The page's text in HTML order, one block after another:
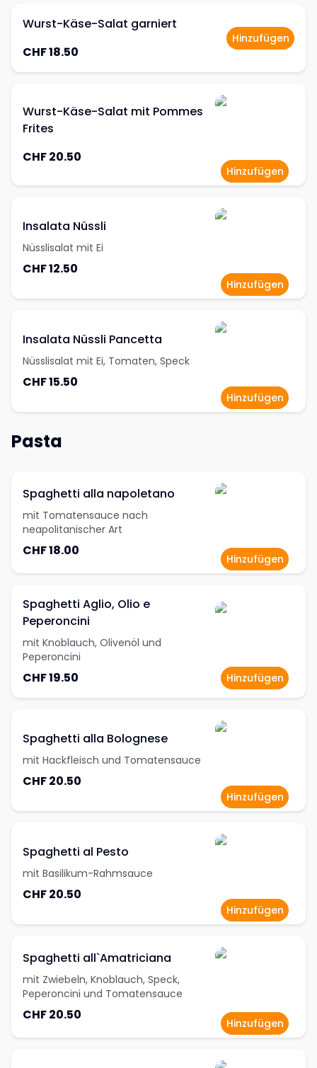
Wurst-Käse-Salat garniert
CHF 18.50
Hinzufügen
Wurst-Käse-Salat mit Pommes
Frites
CHF 20.50
Hinzufügen
Insalata Nüssli
Nüsslisalat mit Ei
CHF 12.50
Hinzufügen
Insalata Nüssli Pancetta
Nüsslisalat mit Ei, Tomaten, Speck
CHF 15.50
Hinzufügen
Pasta
Spaghetti alla napoletano
mit Tomatensauce nach
neapolitanischer Art
CHF 18.00
Hinzufügen
Spaghetti Aglio, Olio e
Peperoncini
mit Knoblauch, Olivenöl und
Peperoncini
CHF 19.50 Hinzufügen
Spaghetti alla Bolognese
mit Hackfleisch und Tomatensauce
CHF 20.50
Hinzufügen
Spaghetti al Pesto
mit Basilikum-Rahmsauce
CHF 20.50
Hinzufügen
Spaghetti all`Amatriciana
mit Zwiebeln, Knoblauch, Speck,
Peperoncini und Tomatensauce
CHF 20.50
Hinzufügen